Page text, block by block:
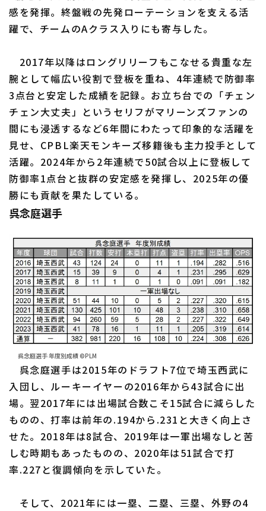
感を発揮。終盤戦の先発ローテーションを支える活
躍で、チームのAクラス入りにも寄与した。
2017年以降はロングリリーフもこなせる貴重な左
腕として幅広い役割で登板を重ね、4年連続で防御率
3点台と安定した成績を記録。お立ち台での「チェン
チェン大丈夫」というセリフがマリーンズファンの
間にも浸透するなど6年間にわたって印象的な活躍を
見せ、CPBL楽天モンキーズ移籍後も主力投手として
活躍。2024年から2年連続で50試合以上に登板して
防御率1点台と抜群の安定感を発揮し、2025年の優
勝にも貢献を果たしている。
呉念庭選手
呉念庭選手 年度別成績 ©PLM
呉念庭選手は2015年のドラフト7位で埼玉西武に
入団し、ルーキーイヤーの2016年から43試合に出
場。翌2017年には出場試合数こそ15試合に減らした
ものの、打率は前年の.194から.231と大きく向上さ
せた。2018年は8試合、2019年は一軍出場なしと苦
しむ時期もあったものの、2020年は51試合で打
率.227と復調傾向を示していた。
そして、2021年には一塁、二塁、三塁、外野の4